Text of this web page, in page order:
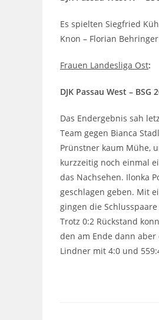
Es spielten Siegfried
Knon – Florian
Frauen Landesliga Ost:
DJK Passau West – BSG
Das Endergebnis sah
Team gegen Bianca
Prünstner kaum Mühe,
kurzzeitig noch einmal
das Nachsehen. Ilonka
geschlagen geben. Mit
gingen die
Trotz 0:2 Rückstand
den am Ende dann
Lindner mit 4:0 und